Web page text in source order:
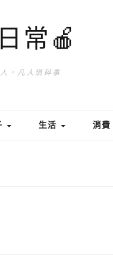
常🍎
。凡人瑣碎事
生活 消費